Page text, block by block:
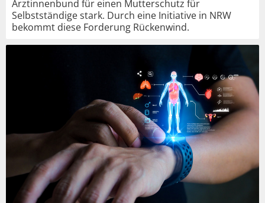
Ärztinnenbund für einen Mutterschutz für
Selbstständige stark. Durch eine Initiative in NRW
bekommt diese Forderung Rückenwind.